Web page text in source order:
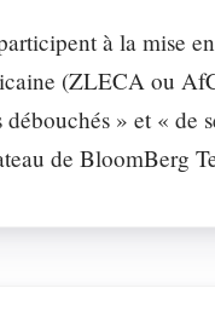
à la mise
(ZLECA ou
» et « de
de BloomBerg